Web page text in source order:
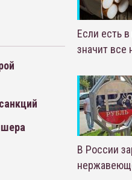
Если есть
значит все
В России